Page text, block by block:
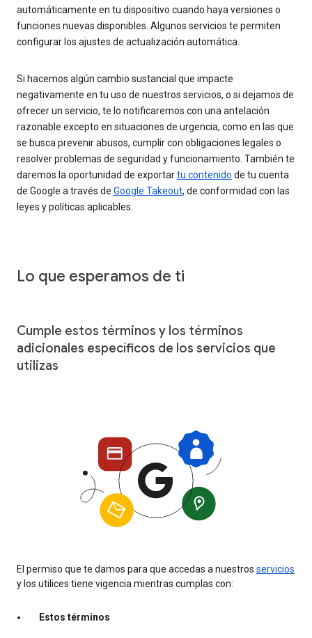
automáticamente en tu dispositivo cuando haya versiones o
funciones nuevas disponibles. Algunos servicios te permiten
configurar los ajustes de actualización automática.
Si hacemos algún cambio sustancial que impacte
negativamente en tu uso de nuestros servicios, o si dejamos de
ofrecer un servicio, te lo notificaremos con una antelación
razonable excepto en situaciones de urgencia, como en las que
se busca prevenir abusos, cumplir con obligaciones legales o
resolver problemas de seguridad y funcionamiento. También te
daremos la oportunidad de exportartu contenido de tu cuenta
de Google a través de Google Takeout, de conformidad con las
leyes y políticas aplicables.
Lo que esperamos de ti
Cumple estos términos y los términos
adicionales específicos de los servicios que
utilizas
El permiso que te damos para que accedas a nuestros servicios
y los utilices tiene vigencia mientras cumplas con:
Estos términos